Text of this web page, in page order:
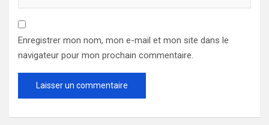
Enregistrer mon nom, mon e-mail et mon site dans le
navigateur pour mon prochain commentaire.